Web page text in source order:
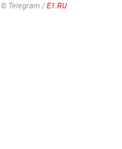
Telegram /E1.RU